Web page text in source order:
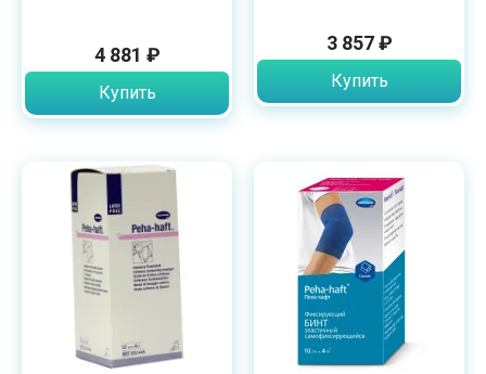
4 881 ₽
Купить
3 857 ₽
Купить